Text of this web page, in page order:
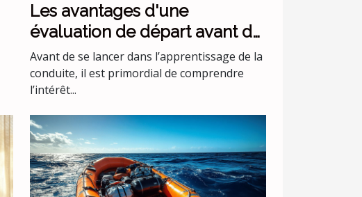
Les avantages d'une
évaluation de départ avant de
commencer les leçons de
conduite
Avant de se lancer dans l’apprentissage de la
conduite, il est primordial de comprendre
l’intérêt...